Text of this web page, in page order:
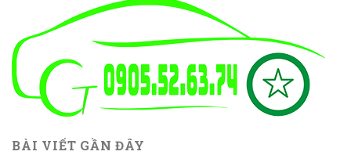
BÀI VIẾT GẦN ĐÂY